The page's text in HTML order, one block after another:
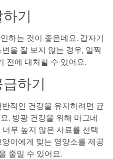
기
하는 것이 좋은데요. 갑자기
을 잘 보지 않는 경우, 일찍
전에 대처할 수 있어요.
하기
적인 건강을 유지하려면 균
. 방광 건강을 위해 마그네
무 높지 않은 사료를 선택
이에게 맞는 영양소를 제공
줄일 수 있어요.